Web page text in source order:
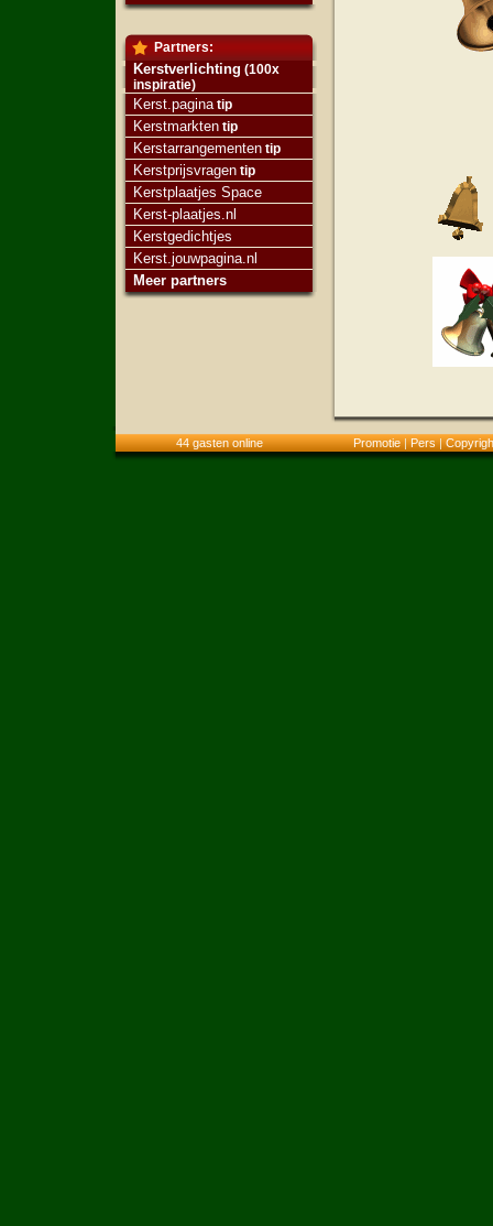
Partners:
Kerstverlichting (100x
inspiratie)
Kerst.pagina tip
Kerstmarkten tip
Kerstarrangementen tip
Kerstprijsvragen tip
Kerstplaatjes Space
Kerst-plaatjes.nl
Kerstgedichtjes
Kerst.jouwpagina.nl
Meer partners
44 gasten online Promotie|Pers|